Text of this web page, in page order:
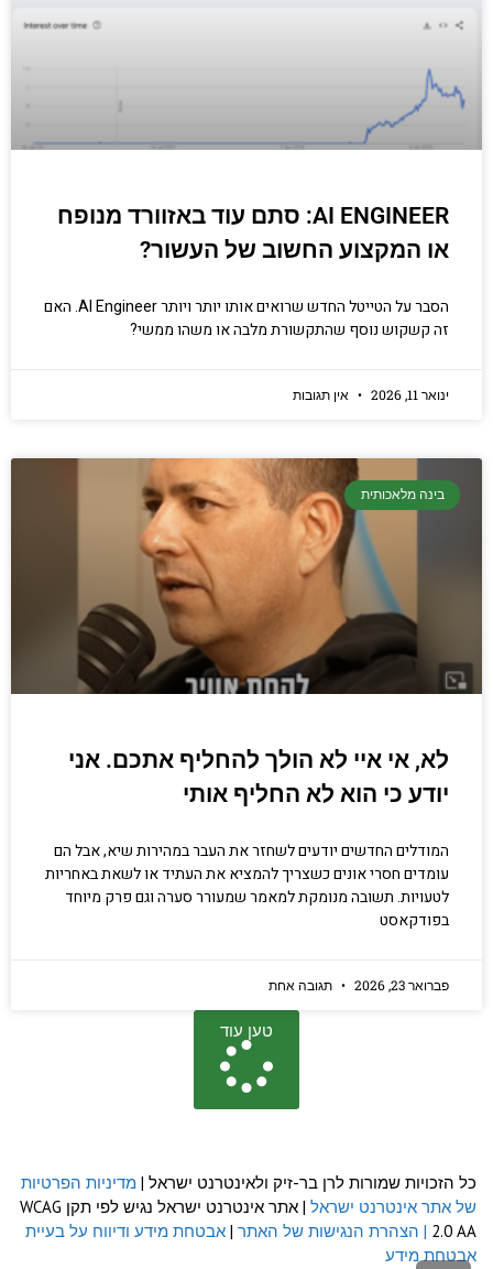
AI ENGINEER: סתם עוד באזוורד מנופח
או המקצוע החשוב של העשור?
הסבר על הטייטל החדש שרואים אותו יותר ויותר AI Engineer. האם
זה קשקוש נוסף שהתקשורת מלבה או משהו ממשי?
ינואר 11, 2026 אין תגובות
בינה מלאכותית
לא, אי איי לא הולך להחליף אתכם. אני
יודע כי הוא לא החליף אותי
המודלים החדשים יודעים לשחזר את העבר במהירות שיא, אבל הם
עומדים חסרי אונים כשצריך להמציא את העתיד או לשאת באחריות
לטעויות. תשובה מנומקת למאמר שמעורר סערה וגם פרק מיוחד
בפודקאסט
פברואר 23, 2026 תגובה אחת
טען עוד
כל הזכויות שמורות לרן בר-זיק ולאינטרנט ישראל | מדיניות הפרטיות
של אתר אינטרנט ישראל
| אתר אינטרנט ישראל נגיש לפי תקן WCAG
2.0 AA | הצהרת הנגישות של האתר | אבטחת מידע ודיווח על בעיית
אבטחת מידע